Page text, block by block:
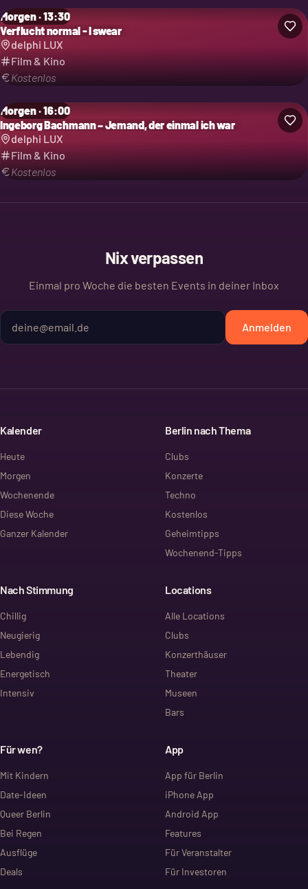
Morgen · 13:30
Verflucht normal - I swear
delphi LUX
Film & Kino
Kostenlos
Morgen · 16:00
Ingeborg Bachmann – Jemand, der einmal ich war
delphi LUX
Film & Kino
Kostenlos
Nix verpassen
Einmal pro Woche die besten Events in deiner Inbox
Anmelden
Kalender
Heute
Morgen
Wochenende
Diese Woche
Ganzer Kalender
Berlin nach Thema
Clubs
Konzerte
Techno
Kostenlos
Geheimtipps
Wochenend-Tipps
Nach Stimmung
Chillig
Neugierig
Lebendig
Energetisch
Intensiv
Locations
Alle Locations
Clubs
Konzerthäuser
Theater
Museen
Bars
Für wen?
Mit Kindern
Date-Ideen
Queer Berlin
Bei Regen
Ausflüge
Deals
App
App für Berlin
iPhone App
Android App
Features
Für Veranstalter
Für Investoren